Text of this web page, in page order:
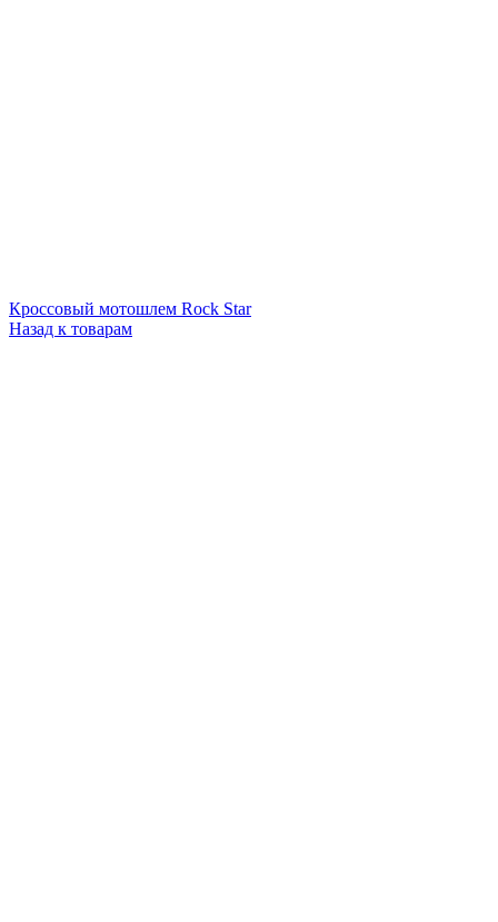
Кроссовый мотошлем Rock Star
Назад к товарам